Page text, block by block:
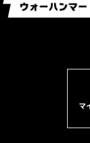
[ストー
ゲー
ファ
リクマ